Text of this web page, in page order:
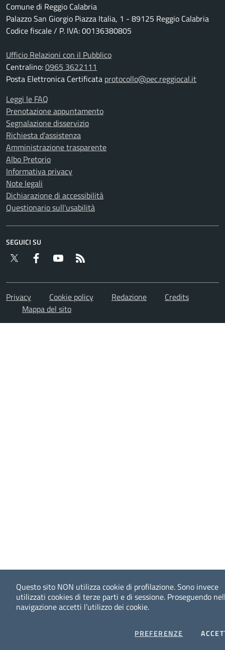
Comune di Reggio Calabria
Palazzo San Giorgio Piazza Italia, 1 - 89125 Reggio Calabria
Codice fiscale / P. IVA: 00136380805
Ufficio Relazioni con il Pubblico
Centralino:0965 3622111
Posta Elettronica Certificata protocollo@pec.reggiocal.it
Leggi le FAQ
Prenotazione appuntamento
Segnalazione disservizio
Richiesta d'assistenza
Amministrazione trasparente
Albo Pretorio
Informativa privacy
Note legali
Dichiarazione di accessibilità
Questionario sull'usabilità
SEGUICI SU
Twitter Facebook YouTube
Privacy Cookie policy Redazione
Credits
Mappa del sito
Questo sito NON utilizza cookie di profilazione. Sono invece
utilizzati cookies di terze parti e di sessione. Proseguendo
navigazione accetti l’utilizzo dei cookie.
PREFERENZE COOKIES